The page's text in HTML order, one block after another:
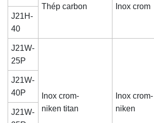
Thép carbon
Inox crom
J21H-
40
J21W-
25P
Inox crom-
niken titan
Inox crom-
niken
J21W-
40P
J21W-